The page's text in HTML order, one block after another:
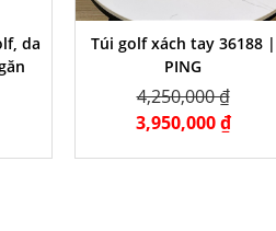
da
Túi golf xách tay 36188 |
PING
4,250,000 ₫
3,950,000 ₫